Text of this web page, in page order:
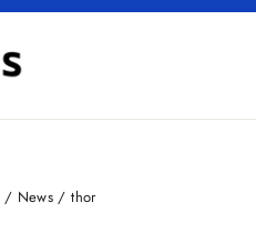
/ News / thor